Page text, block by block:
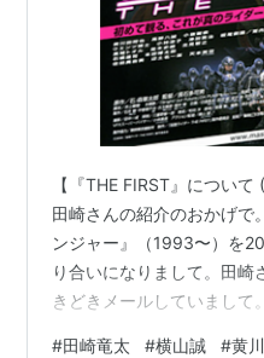
【『THE FIRST』につい
田崎さんの紹介のおかげで
ンジャー』（1993〜）を
り合いになりまして。田崎
きどきメールしていまして。
#田崎竜太 #横山誠 #黄